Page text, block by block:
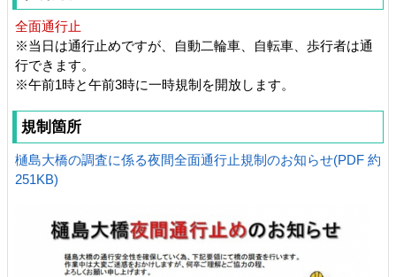
全面通行止
※当日は通行止めですが、自動二輪車、自転車、歩行者は通
行できます。
※午前1時と午前3時に一時規制を開放します。
規制箇所
樋島大橋の調査に係る夜間全面通行止規制のお知らせ(PDF 約
251KB)